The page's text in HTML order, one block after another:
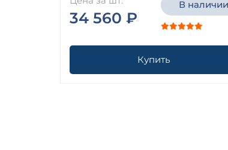
34 560 ₽
В наличии
Купить